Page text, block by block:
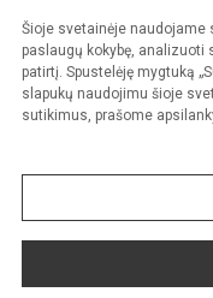
Šioje svetainėje
paslaugų kokybę,
patirtį. Spustelėję mygtuką
slapukų naudojimu šioje
sutikimus, prašome
© 2023. Zarasų r. Dusetų
Kopijuoti turinį be
Sumanus būdas